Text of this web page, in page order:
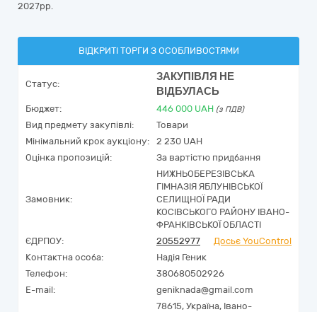
2027рр.
ВІДКРИТІ ТОРГИ З ОСОБЛИВОСТЯМИ
Статус:
ЗАКУПІВЛЯ НЕ
ВІДБУЛАСЬ
Бюджет: 446 000 UAH (з ПДВ)
Вид предмету закупівлі:
Товари
Мінімальний крок аукціону:
2 230 UAH
Оцінка пропозицій:
За вартістю придбання
Замовник:
НИЖНЬОБЕРЕЗІВСЬКА
ГІМНАЗІЯ ЯБЛУНІВСЬКОЇ
СЕЛИЩНОЇ РАДИ
КОСІВСЬКОГО РАЙОНУ ІВАНО-
ФРАНКІВСЬКОЇ ОБЛАСТІ
ЄДРПОУ:
20552977
Досьє YouControl
Контактна особа:
Надія Геник
Телефон:
380680502926
E-mail:
geniknada@gmail.com
78615, Україна, Івано-